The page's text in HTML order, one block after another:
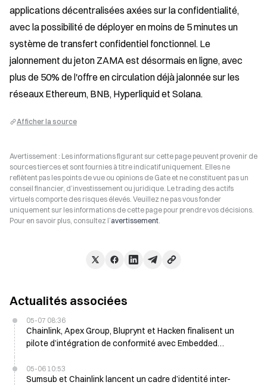
applications décentralisées axées sur la confidentialité,
avec la possibilité de déployer en moins de 5 minutes un
système de transfert confidentiel fonctionnel. Le
jalonnement du jeton ZAMA est désormais en ligne, avec
plus de 50% de l'offre en circulation déjà jalonnée sur les
réseaux Ethereum, BNB, Hyperliquid et Solana.
Afficher la source
Avertissement : Les informations figurant sur cette page peuvent provenir de
sources tierces et sont fournies à titre indicatif uniquement. Elles ne
reflètent pas les points de vue ou opinions de Gate et ne constituent pas un
conseil financier, d’investissement ou juridique. Le trading des actifs
virtuels comporte des risques élevés. Veuillez ne pas vous fonder
uniquement sur les informations de cette page pour prendre vos décisions.
Pour en savoir plus, consultez l’avertissement.
Actualités associées
05-07 08:36
Chainlink, Apex Group, Bluprynt et Hacken finalisent un
pilote d’intégration de conformité avec Embedded
05-06 10:53
Sumsub et Chainlink lancent un cadre d’identité inter-